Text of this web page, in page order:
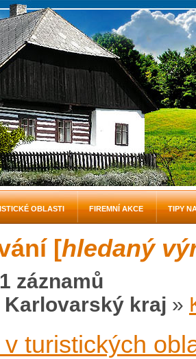
[hledaný
záznamů
Karlovarský kraj »
turistických
OBLASTI FIREMNÍ AKCE TIPY